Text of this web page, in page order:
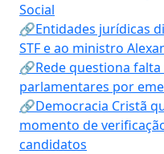
Social
🔗Entidades jurídicas
STF e ao ministro
🔗Rede questiona
parlamentares por
🔗Democracia Cristã
momento de
candidatos